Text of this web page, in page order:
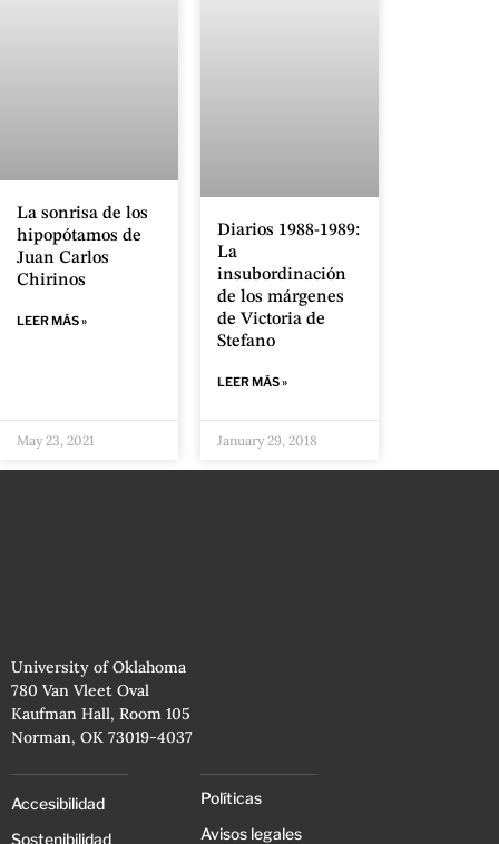
La sonrisa de los
hipopótamos de
Juan Carlos
Chirinos
LEER MÁS »
May 23, 2021
Diarios 1988-1989:
La
insubordinación
de los márgenes
de Victoria de
Stefano
LEER MÁS »
January 29, 2018
University of Oklahoma
780 Van Vleet Oval
Kaufman Hall, Room 105
Norman, OK 73019-4037
Accesibilidad
Sostenibilidad
Políticas
Avisos legales